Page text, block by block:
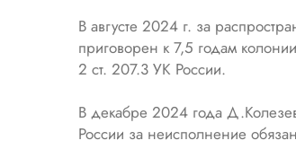
В августе 2024 г. за
приговорен к 7,5 годам
2 ст. 207.3 УК России.
В декабре 2024 года
России за неисполнение